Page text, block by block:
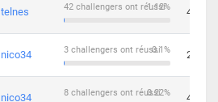
telnes 1.12%
42 challengers ont réussi 4
nico34 0.1%
3 challengers ont réussi 2
nico34 0.22%
8 challengers ont réussi 4